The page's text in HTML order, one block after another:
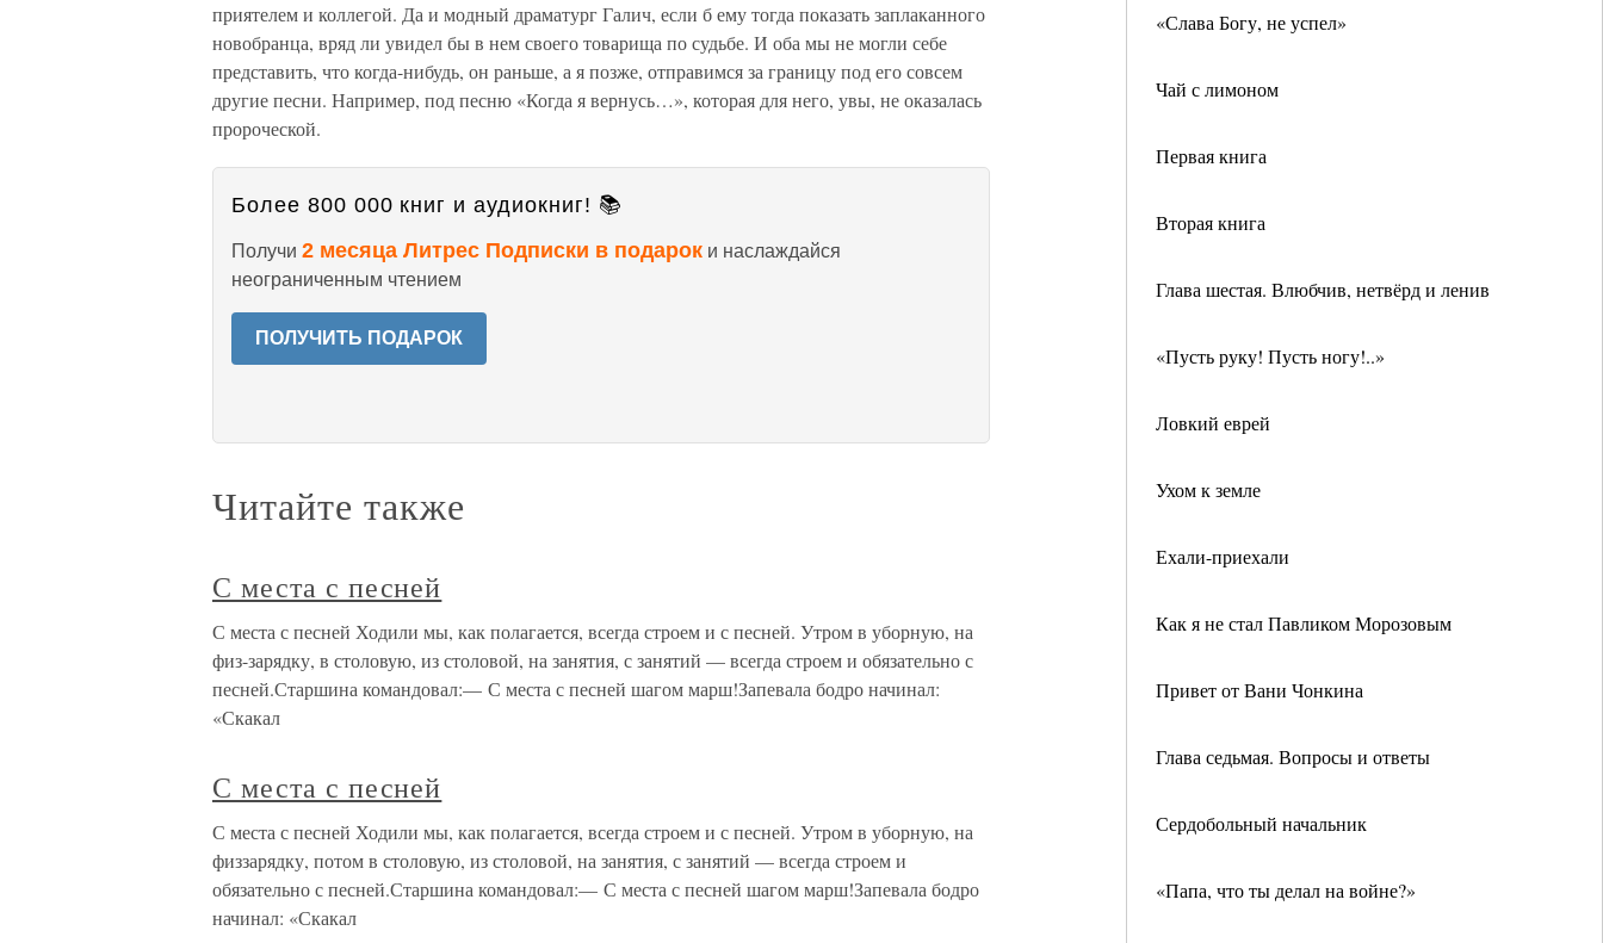
«Слава Богу, не успел»
Чай с лимоном
Первая книга
Вторая книга
Глава шестая. Влюбчив, нетвёрд и ленив
«Пусть руку! Пусть ногу!..»
Ловкий еврей
Ухом к земле
Ехали-приехали
Как я не стал Павликом Морозовым
Привет от Вани Чонкина
Глава седьмая. Вопросы и ответы
Сердобольный начальник
«Папа, что ты делал на войне?»
приятелем и коллегой. Да и модный драматург Галич, если б ему тогда показать заплаканного
новобранца, вряд ли увидел бы в нем своего товарища по судьбе. И оба мы не могли себе
представить, что когда-нибудь, он раньше, а я позже, отправимся за границу под его совсем
другие песни. Например, под песню «Когда я вернусь…», которая для него, увы, не оказалась
пророческой.
Более 800 000 книг и аудиокниг! 📚
Получи 2 месяца Литрес Подписки в подарок и наслаждайся
неограниченным чтением
ПОЛУЧИТЬ ПОДАРОК
Читайте также
С места с песней
С места с песней Ходили мы, как полагается, всегда строем и с песней. Утром в уборную, на
физ-зарядку, в столовую, из столовой, на занятия, с занятий — всегда строем и обязательно с
песней.Старшина командовал:— С места с песней шагом марш!Запевала бодро начинал:
«Скакал
С места с песней
С места с песней Ходили мы, как полагается, всегда строем и с песней. Утром в уборную, на
физзарядку, потом в столовую, из столовой, на занятия, с занятий — всегда строем и
обязательно с песней.Старшина командовал:— С места с песней шагом марш!Запевала бодро
начинал: «Скакал